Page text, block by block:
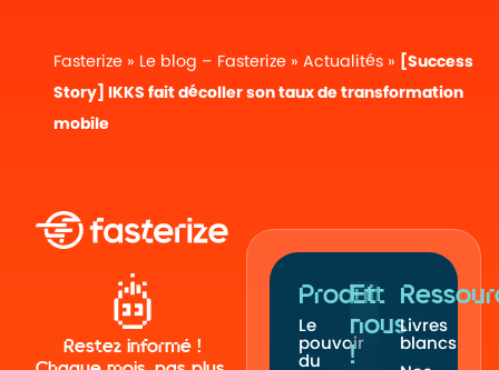
Fasterize » Le blog – Fasterize » Actualités » [Success
Story] IKKS fait décoller son taux de transformation
mobile
Restez informé !
Produit
Le
pouvoir
du
Et
nous
!
Livres
blancs